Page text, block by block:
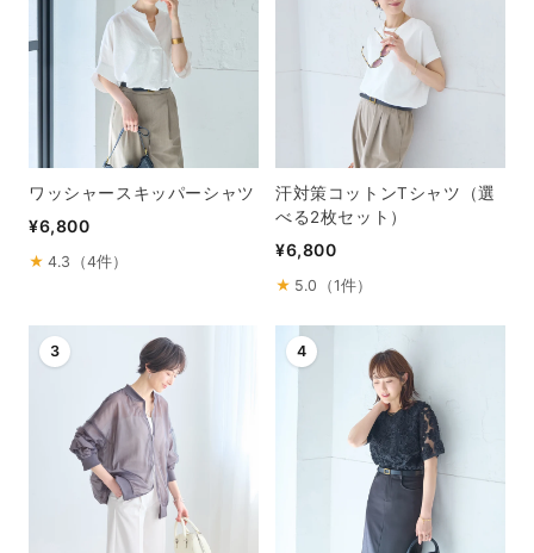
ワッシャースキッパーシャツ
¥6,800
★ 4.3（4件）
汗対策コットンTシャツ（選
べる2枚セット）
¥6,800
★ 5.0（1件）
3 4